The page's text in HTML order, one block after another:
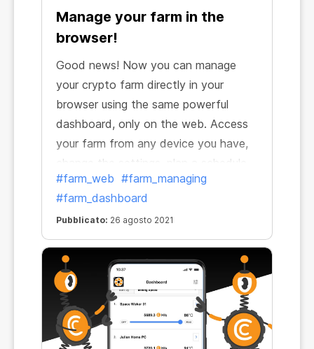
Manage your farm in the
browser!
Good news! Now you can manage
your crypto farm directly in your
browser using the same powerful
dashboard, only on the web. Access
your farm from any device you have,
change the settings, plan a schedule,
check how the mining works, perform
any actions. With the web version of
CryptoTab Farm, it’s super easy to do
this. Even if you haven't installed the
app yet, you can try CryptoTab Farm
in the browser first, and see how easy
and cool it works, generating
additional income!
#farm_web #farm_managing
#farm_dashboard
Pubblicato: 26 agosto 2021